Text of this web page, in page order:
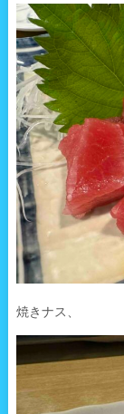
焼きナス、